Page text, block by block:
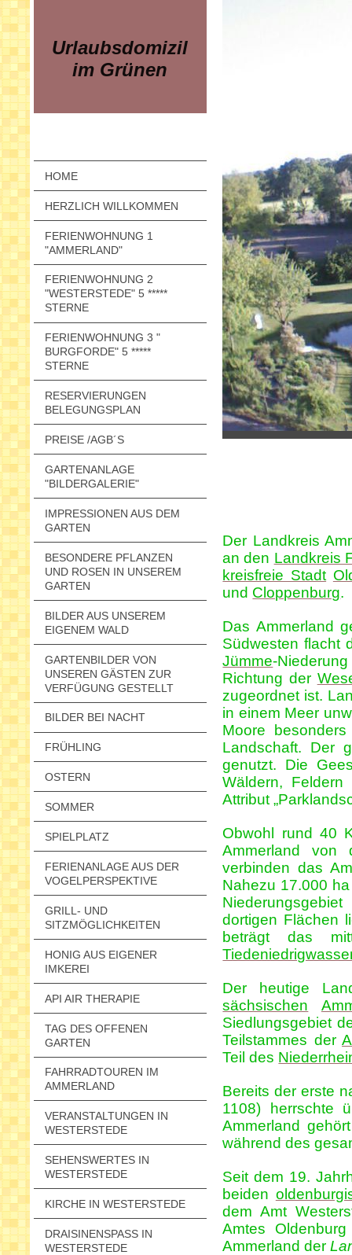
Urlaubsdomizil
im Grünen
HOME
HERZLICH WILLKOMMEN
FERIENWOHNUNG 1
"AMMERLAND"
FERIENWOHNUNG 2
"WESTERSTEDE" 5 *****
STERNE
FERIENWOHNUNG 3 "
BURGFORDE" 5 *****
STERNE
RESERVIERUNGEN
BELEGUNGSPLAN
PREISE /AGB´S
GARTENANLAGE
"BILDERGALERIE"
IMPRESSIONEN AUS DEM
GARTEN
BESONDERE PFLANZEN
UND ROSEN IN UNSEREM
GARTEN
BILDER AUS UNSEREM
EIGENEM WALD
GARTENBILDER VON
UNSEREN GÄSTEN ZUR
VERFÜGUNG GESTELLT
BILDER BEI NACHT
FRÜHLING
OSTERN
SOMMER
SPIELPLATZ
FERIENANLAGE AUS DER
VOGELPERSPEKTIVE
GRILL- UND
SITZMÖGLICHKEITEN
HONIG AUS EIGENER
IMKEREI
API AIR THERAPIE
TAG DES OFFENEN
GARTEN
FAHRRADTOUREN IM
AMMERLAND
VERANSTALTUNGEN IN
WESTERSTEDE
SEHENSWERTES IN
WESTERSTEDE
KIRCHE IN WESTERSTEDE
DRAISINENSPASS IN W
ESTERSTEDE
Der Landkreis
an den Landkreis
kreisfreie Stadt
und Cloppenburg.
Das Ammerland
Südwesten flacht
Jümme-
Richtung der
zugeordnet ist.
in einem Meer
Moore
Landschaft. Der
genutzt. Die
Wäldern,
Attribut
Obwohl rund 40
Ammerland
verbinden das
Nahezu 17.000
dortigen Flächen
beträgt das
Der heutige
sächsischen
Siedlungsgebiet
Teilstammes der
Teil des
Bereits der erste
1108) herrschte
Ammerland
während des
Seit dem 19.
beiden
dem Amt
Amtes
Ammerland der